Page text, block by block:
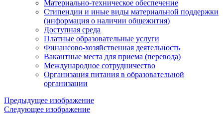
Материально-техническое обеспечение
Стипендии и иные виды материальной поддержки
(информация о наличии общежития)
Доступная среда
Платные образовательные услуги
Финансово-хозяйственная деятельность
Вакантные места для приема (перевода)
Международное сотрудничество
Организация питания в образовательной
организации
Предыдущее изображение
Следующее изображение